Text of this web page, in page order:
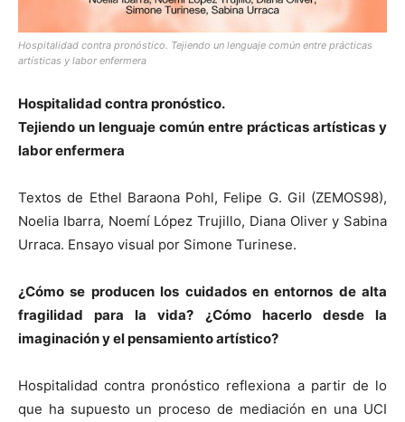
Hospitalidad contra pronóstico. Tejiendo un lenguaje común entre prácticas
artísticas y labor enfermera
Hospitalidad contra pronóstico.
Tejiendo un lenguaje común entre prácticas artísticas y
labor enfermera
Textos de Ethel Baraona Pohl, Felipe G. Gil (ZEMOS98),
Noelia Ibarra, Noemí López Trujillo, Diana Oliver y Sabina
Urraca. Ensayo visual por Simone Turinese.
¿Cómo se producen los cuidados en entornos de alta
fragilidad para la vida? ¿Cómo hacerlo desde la
imaginación y el pensamiento artístico?
Hospitalidad contra pronóstico reflexiona a partir de lo
que ha supuesto un proceso de mediación en una UCI